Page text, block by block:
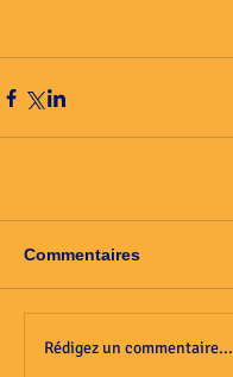
Commentaires
Rédigez un commentaire...